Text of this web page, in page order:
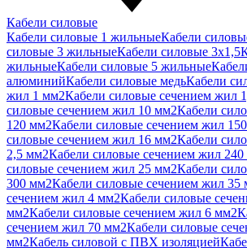
Кабели силовые
Кабели силовые 1 жильныеКабели
силовые 3 жильныеКабели силовые 3х1,5
жильныеКабели силовые 5 жильные
алюминийКабели силовые медьКабели
жил 1 мм2Кабели силовые сечением жил
силовые сечением жил 10 мм2Кабели
120 мм2Кабели силовые сечением жил
силовые сечением жил 16 мм2Кабели
2,5 мм2Кабели силовые сечением жил
силовые сечением жил 25 мм2Кабели
300 мм2Кабели силовые сечением жил 35
сечением жил 4 мм2Кабели силовые
мм2Кабели силовые сечением жил 6 мм2
сечением жил 70 мм2Кабели силовые
мм2Кабель силовой с ПВХ изоляцией